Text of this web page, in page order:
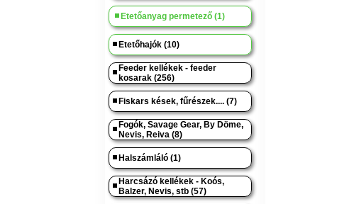
Etetőanyag permetező (1)
Etetőhajók (10)
Feeder kellékek - feeder
kosarak (256)
Fiskars kések, fűrészek.... (7)
Fogók, Savage Gear, By Döme,
Nevis, Reiva (8)
Halszámláló (1)
Harcsázó kellékek - Koós,
Balzer, Nevis, stb (57)